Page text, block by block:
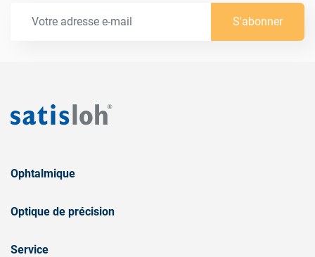
S'abonner
Ophtalmique
Optique de précision
Service